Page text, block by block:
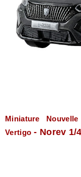
Miniature
Vertigo - Norev 1/